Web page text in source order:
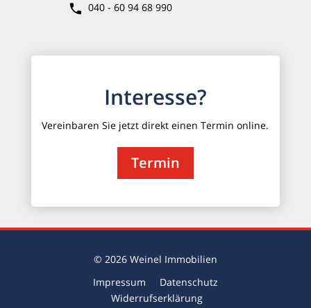
040 - 60 94 68 990
Interesse?
Vereinbaren Sie jetzt direkt einen Termin online.
Termin
© 2026 Weinel Immobilien
Impressum
Datenschutz
Widerrufserklärung